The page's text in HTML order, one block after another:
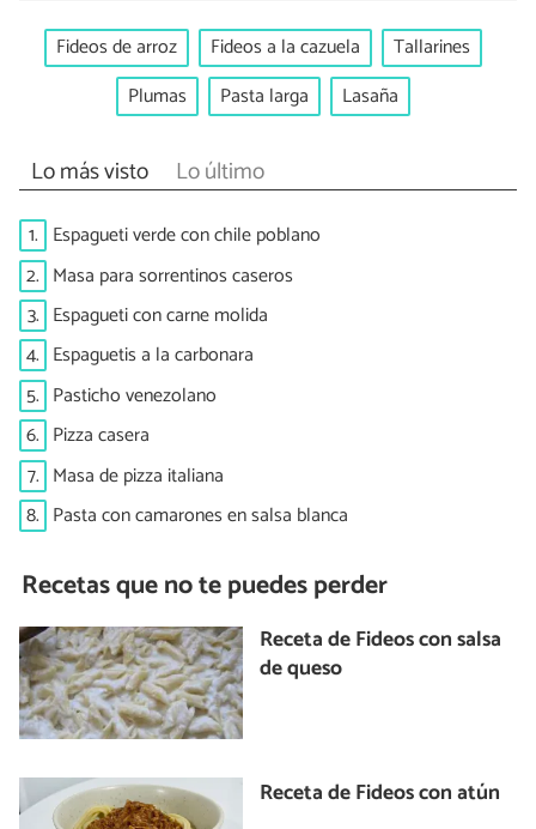
Fideos de arroz Fideos a la cazuela
Tallarines
Plumas
Pasta larga Lasaña
Lo más visto Lo último
1. Espagueti verde con chile poblano
2. Masa para sorrentinos caseros
3. Espagueti con carne molida
4. Espaguetis a la carbonara
5. Pasticho venezolano
6. Pizza casera
7. Masa de pizza italiana
8. Pasta con camarones en salsa blanca
Recetas que no te puedes perder
Receta de Fideos con salsa
de queso
Receta de Fideos con atún